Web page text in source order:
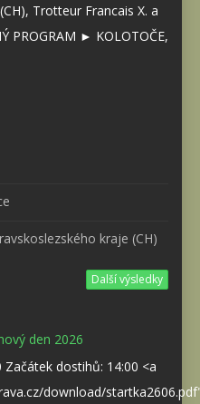
Trotteur Francais X. a
PROGRAM ► KOLOTOČE,
kraje (CH)
Další výsledky
den 2026
Začátek dostihů: 14:00 <a
download/